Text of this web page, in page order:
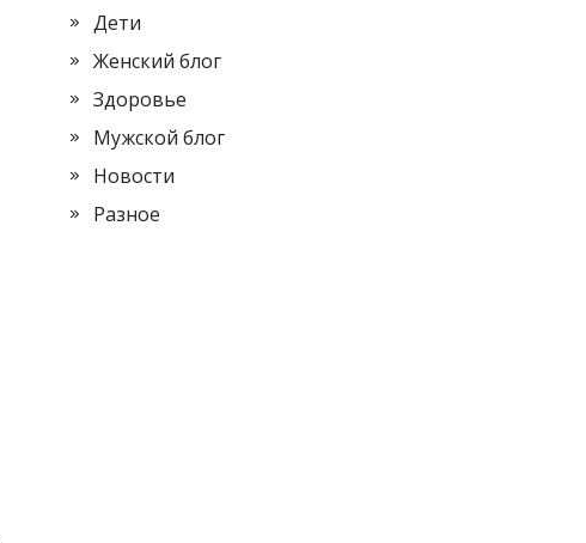
Дети
Женский блог
Здоровье
Мужской блог
Новости
Разное